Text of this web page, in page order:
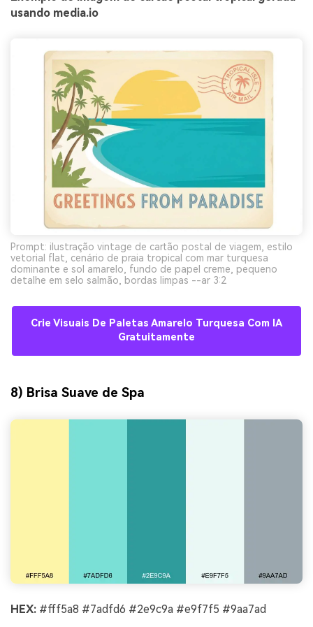
usando media.io
Prompt: ilustração vintage de cartão postal de viagem, estilo
vetorial flat, cenário de praia tropical com mar turquesa
dominante e sol amarelo, fundo de papel creme, pequeno
detalhe em selo salmão, bordas limpas --ar 3:2
Crie Visuais De Paletas Amarelo Turquesa Com IA
Gratuitamente
8) Brisa Suave de Spa
HEX: #fff5a8 #7adfd6 #2e9c9a #e9f7f5 #9aa7ad